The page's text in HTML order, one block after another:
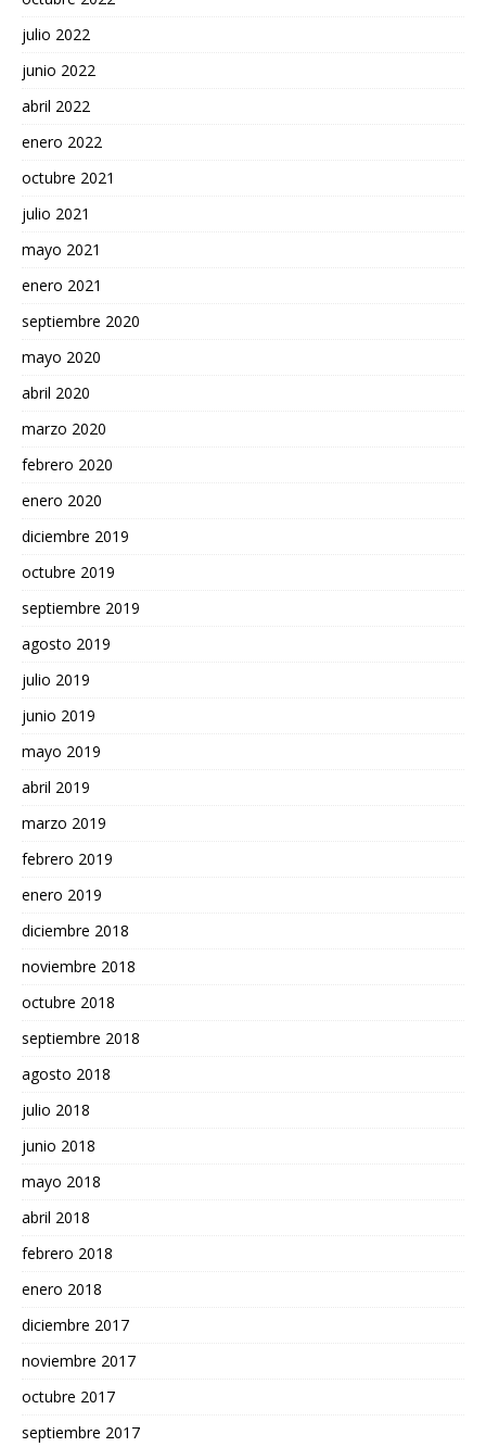
julio 2022
junio 2022
abril 2022
enero 2022
octubre 2021
julio 2021
mayo 2021
enero 2021
septiembre 2020
mayo 2020
abril 2020
marzo 2020
febrero 2020
enero 2020
diciembre 2019
octubre 2019
septiembre 2019
agosto 2019
julio 2019
junio 2019
mayo 2019
abril 2019
marzo 2019
febrero 2019
enero 2019
diciembre 2018
noviembre 2018
octubre 2018
septiembre 2018
agosto 2018
julio 2018
junio 2018
mayo 2018
abril 2018
febrero 2018
enero 2018
diciembre 2017
noviembre 2017
octubre 2017
septiembre 2017